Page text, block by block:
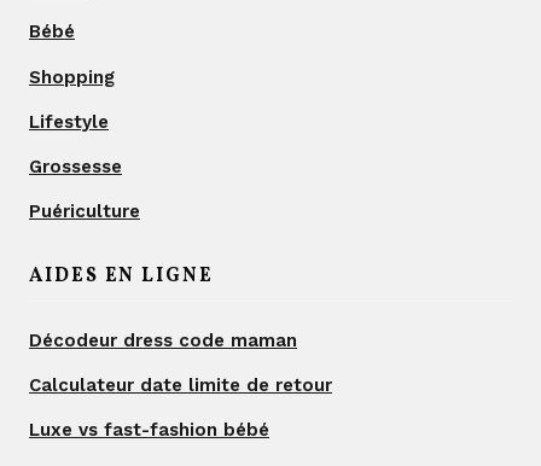
Bébé
Shopping
Lifestyle
Grossesse
Puériculture
AIDES EN LIGNE
Décodeur dress code maman
Calculateur date limite de retour
Luxe vs fast-fashion bébé